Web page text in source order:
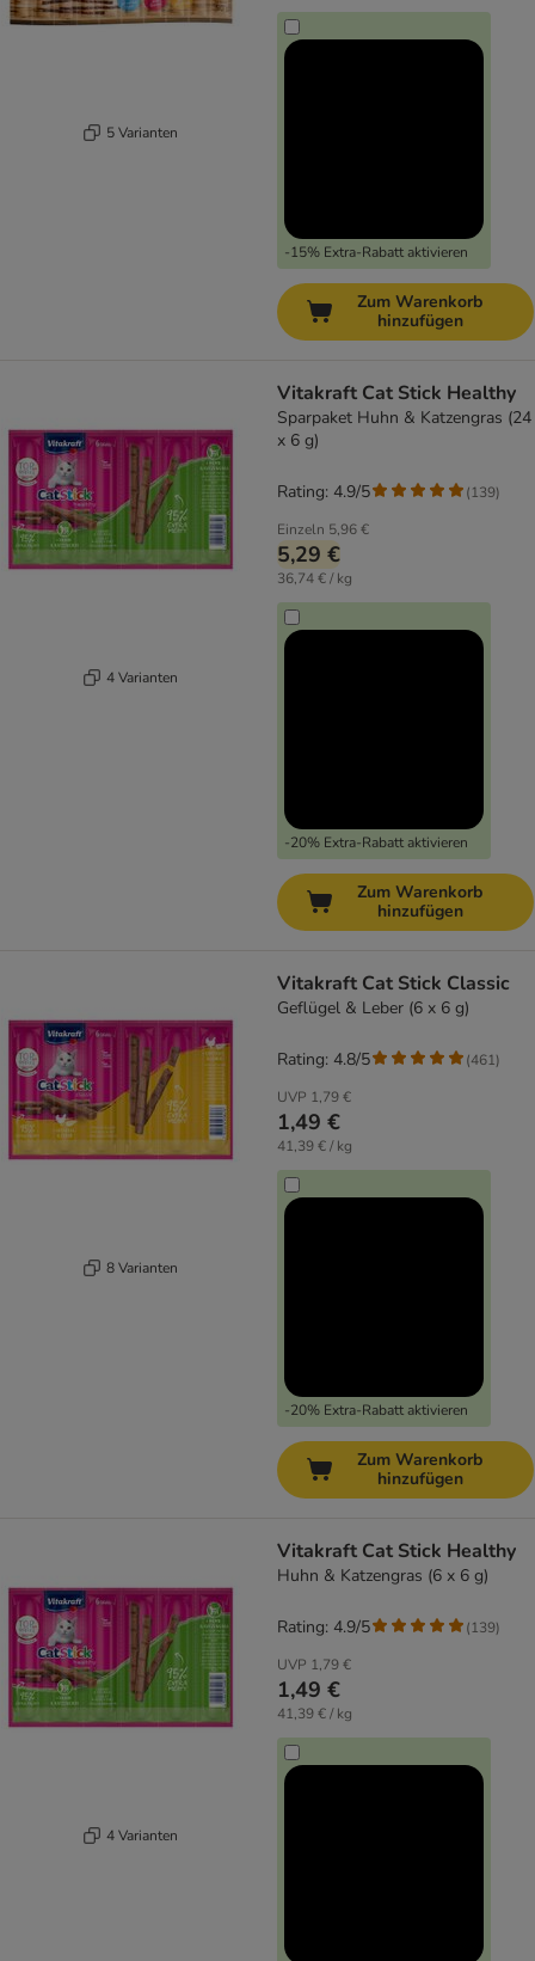
5 Varianten
-15% Extra-Rabatt aktivieren
Zum Warenkorb
hinzufügen
4 Varianten
Vitakraft Cat Stick Healthy
Sparpaket Huhn & Katzengras (24
x 6 g)
Einzeln 5,96 €
5,29 €
36,74 € / kg
-20% Extra-Rabatt aktivieren
Rating: 4.9/5 (139)
Zum Warenkorb
hinzufügen
8 Varianten
Vitakraft Cat Stick Classic
Geflügel & Leber (6 x 6 g)
UVP 1,79 €
1,49 €
41,39 € / kg
-20% Extra-Rabatt aktivieren
Rating: 4.8/5 (461)
Zum Warenkorb
hinzufügen
4 Varianten
Vitakraft Cat Stick Healthy
Huhn & Katzengras (6 x 6 g)
UVP 1,79 €
1,49 €
41,39 € / kg
Rating: 4.9/5 (139)